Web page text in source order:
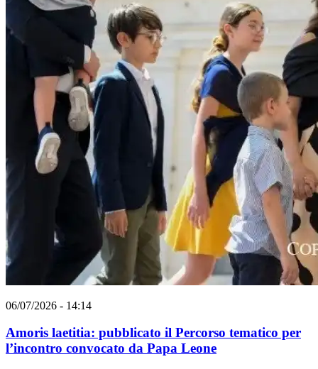
06/07/2026 - 14:14
Amoris laetitia: pubblicato il Percorso tematico per
l’incontro convocato da Papa Leone